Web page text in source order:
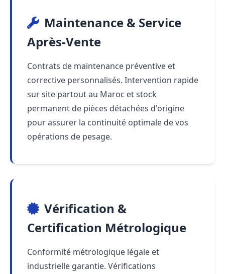
Maintenance & Service
Après-Vente
Contrats de maintenance préventive et
corrective personnalisés. Intervention rapide
sur site partout au Maroc et stock
permanent de pièces détachées d'origine
pour assurer la continuité optimale de vos
opérations de pesage.
Vérification &
Certification Métrologique
Conformité métrologique légale et
industrielle garantie. Vérifications